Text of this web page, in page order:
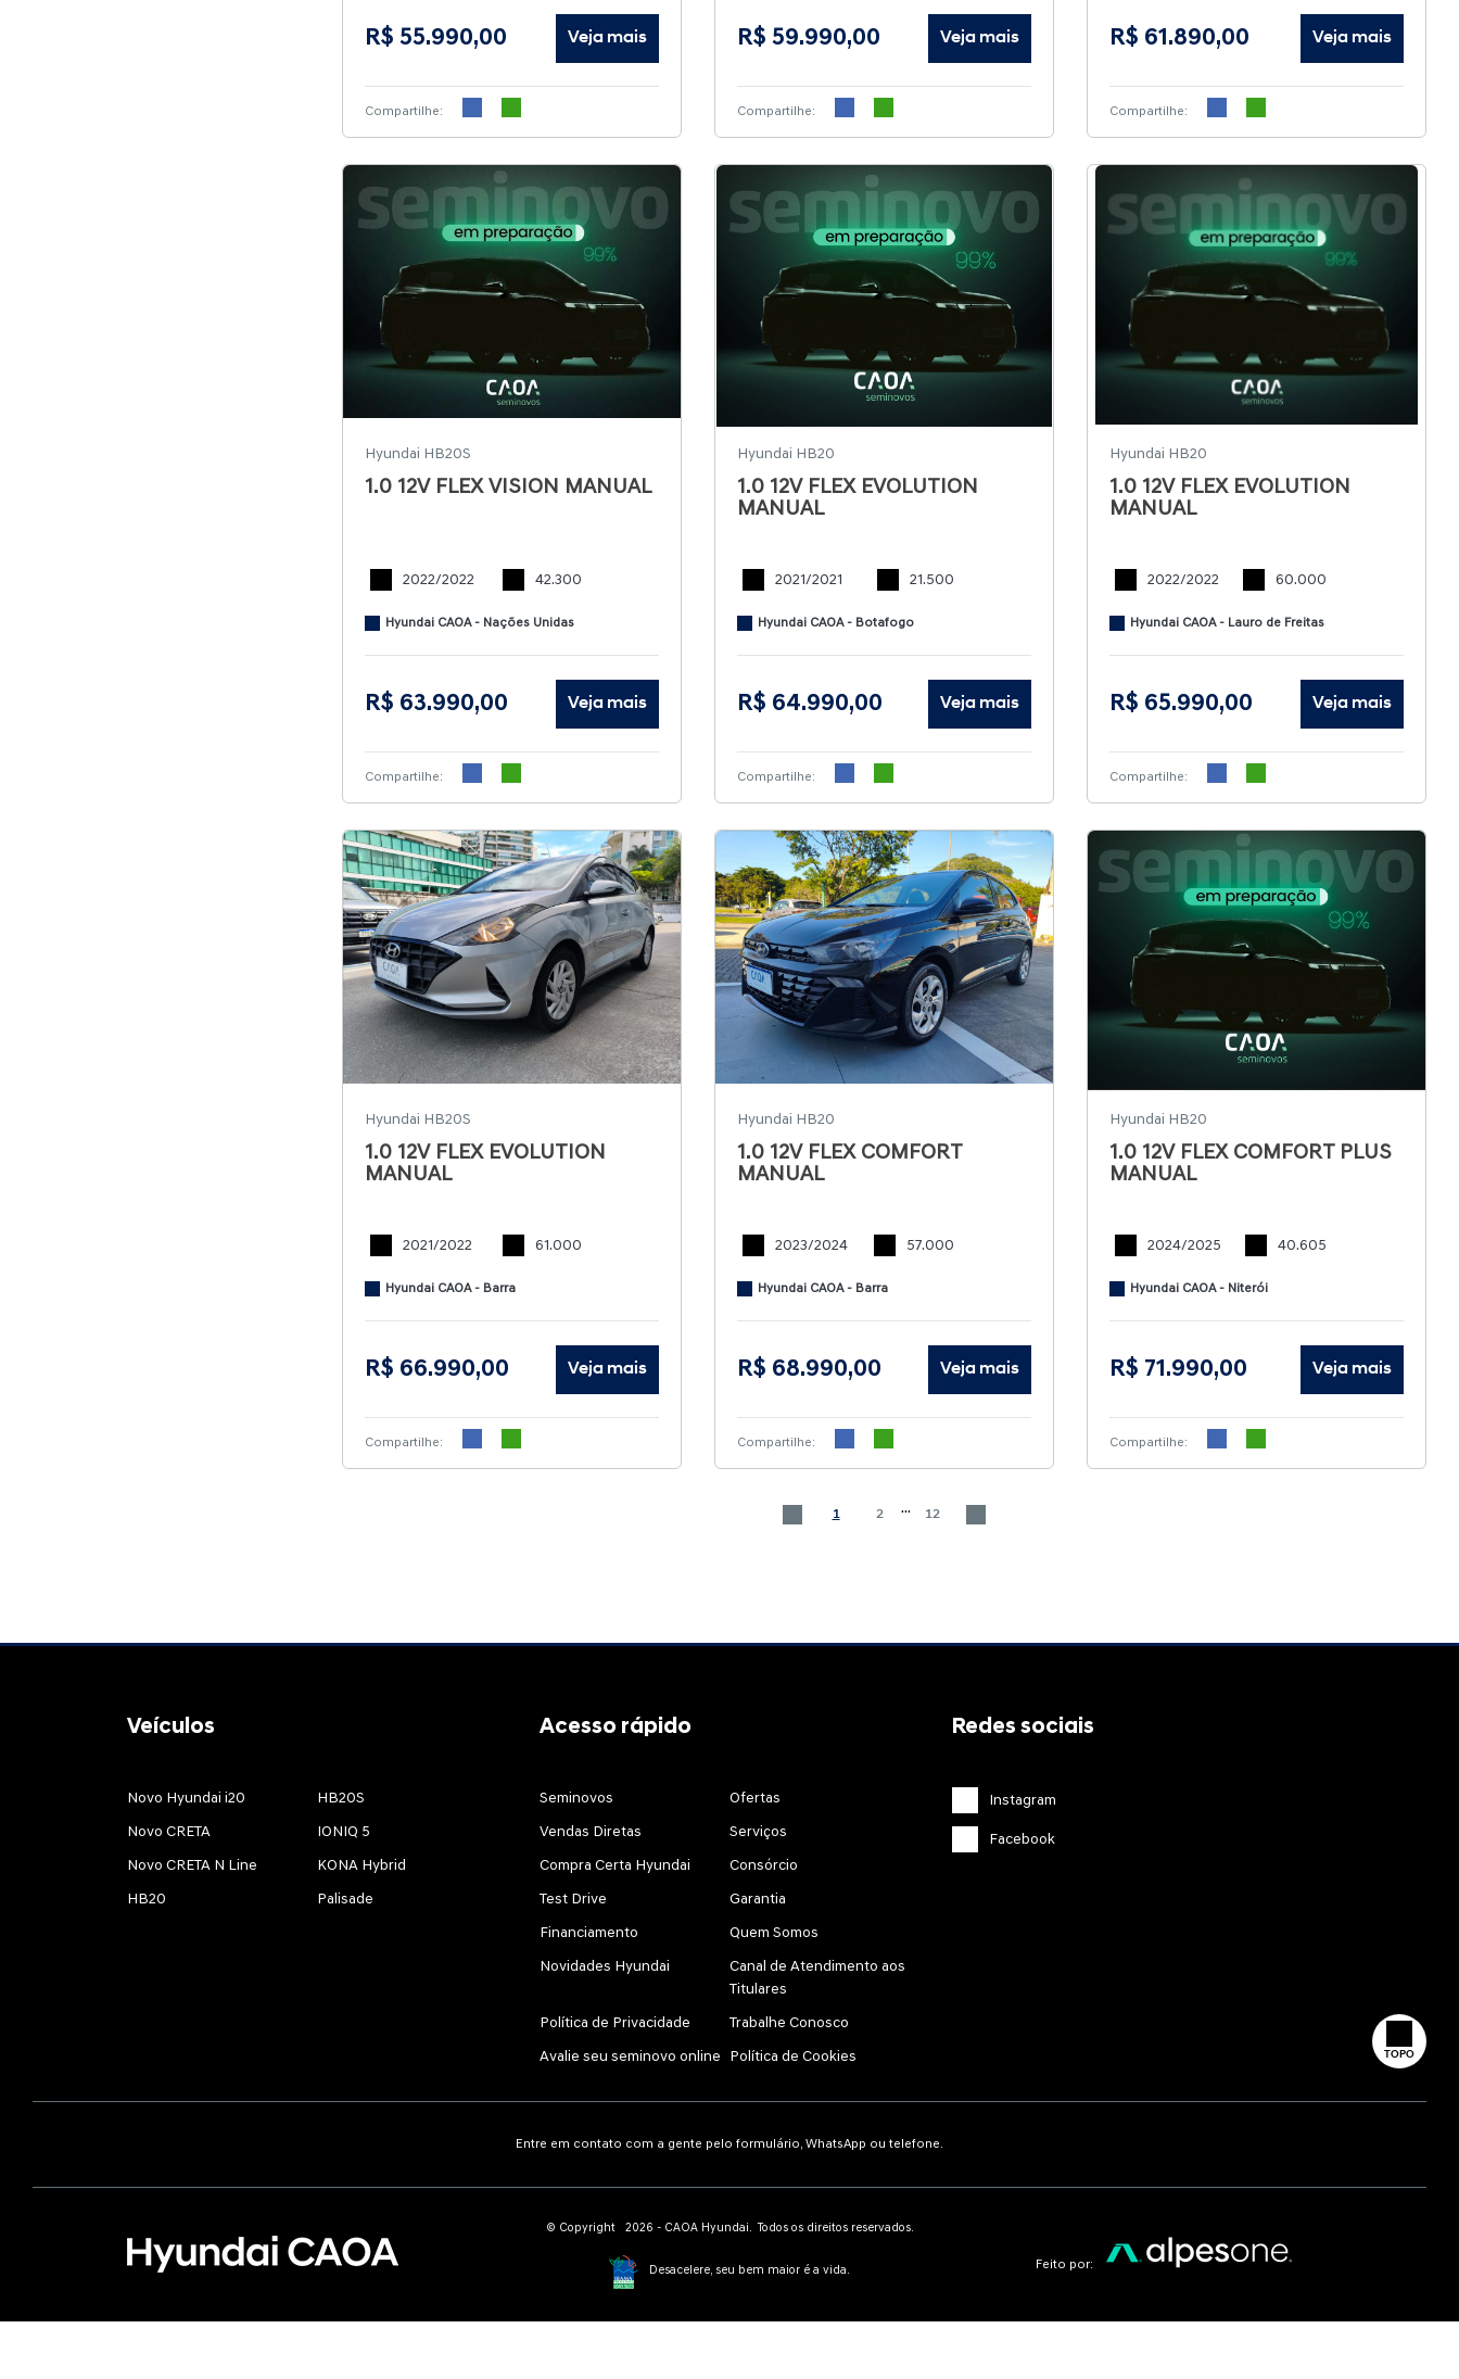
R$ 55.990,00 Veja mais
Compartilhe:
R$ 59.990,00 Veja mais
Compartilhe:
R$ 61.890,00 Veja mais
Compartilhe:
Hyundai HB20S
1.0 12V FLEX VISION MANUAL
2022/2022 42.300
Hyundai CAOA - Nações Unidas
R$ 63.990,00 Veja mais
Compartilhe:
Hyundai HB20
1.0 12V FLEX EVOLUTION
MANUAL
2021/2021 21.500
Hyundai CAOA - Botafogo
R$ 64.990,00 Veja mais
Compartilhe:
Hyundai HB20
1.0 12V FLEX EVOLUTION
MANUAL
2022/2022 60.000
Hyundai CAOA - Lauro de Freitas
R$ 65.990,00 Veja mais
Compartilhe:
Hyundai HB20S
1.0 12V FLEX EVOLUTION
MANUAL
2021/2022 61.000
Hyundai CAOA - Barra
R$ 66.990,00 Veja mais
Compartilhe:
Hyundai HB20
1.0 12V FLEX COMFORT
MANUAL
2023/2024 57.000
Hyundai CAOA - Barra
R$ 68.990,00 Veja mais
Compartilhe:
Hyundai HB20
1.0 12V FLEX COMFORT PLUS
MANUAL
2024/2025 40.605
Hyundai CAOA - Niterói
R$ 71.990,00 Veja mais
Compartilhe:
1 2 ... 12
TOPO
Veículos
Novo Hyundai i20
Novo CRETA
Novo CRETA N Line
HB20
HB20S
IONIQ 5
KONA Hybrid
Palisade
Acesso rápido
Seminovos Ofertas
Vendas Diretas Serviços
Compra Certa Hyundai Consórcio
Test Drive Garantia
Financiamento Quem Somos
Novidades Hyundai
Canal de Atendimento aos
Titulares
Política de Privacidade Trabalhe Conosco
Avalie seu seminovo online Política de Cookies
Redes sociais
Instagram
Facebook
Entre em contato com a gente pelo formulário, WhatsApp ou telefone.
© Copyright 2026 - CAOA Hyundai. Todos os direitos reservados.
Desacelere, seu bem maior é a vida. Feito por: